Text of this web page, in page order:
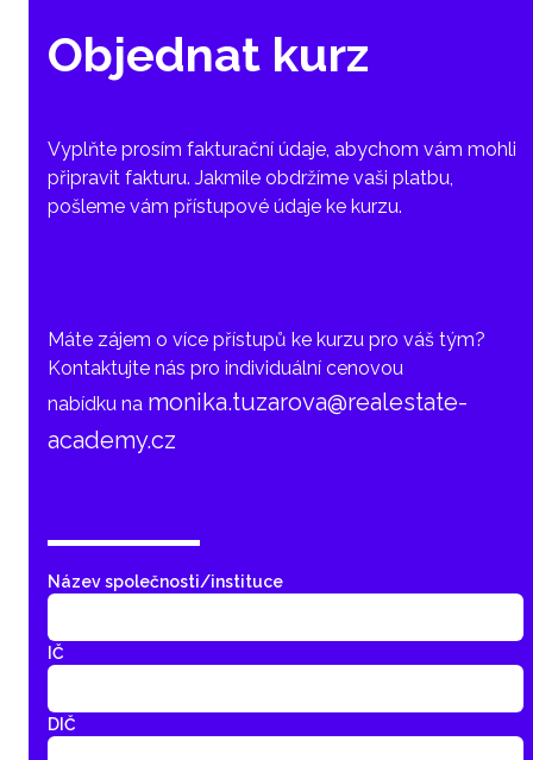
Objednat kurz
Vyplňte prosím fakturační údaje, abychom vám mohli
připravit fakturu. Jakmile obdržíme vaši platbu,
pošleme vám přístupové údaje ke kurzu.
Máte zájem o více přístupů ke kurzu pro váš tým?
Kontaktujte nás pro individuální cenovou
nabídku na monika.tuzarova@realestate-
academy.cz
Název společnosti/instituce
IČ
DIČ